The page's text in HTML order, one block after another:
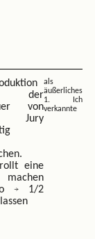
der
von
Jury
eine
1/2
als
äußerliches
1. Ich
verkannte